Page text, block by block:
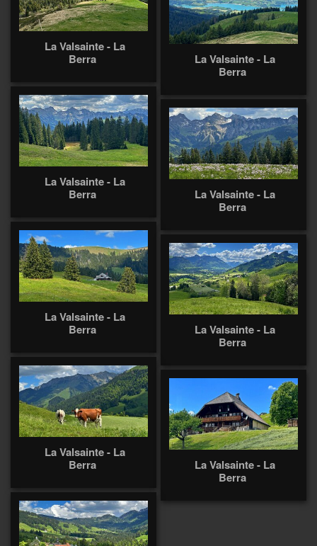
La Valsainte - La
Berra
La Valsainte - La
Berra
La Valsainte - La
Berra
La Valsainte - La
Berra
La Valsainte - La
Berra
La Valsainte - La
Berra
La Valsainte - La
Berra
La Valsainte - La
Berra